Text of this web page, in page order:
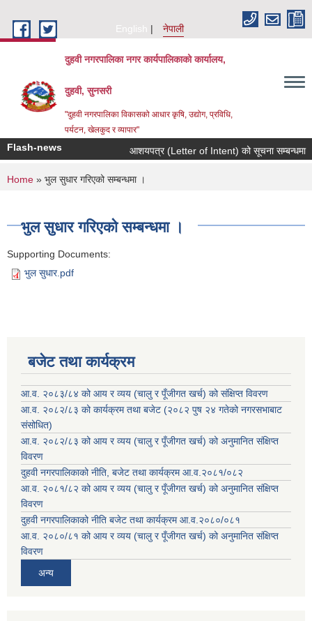
English
नेपाली
दुहवी नगरपालिका नगर कार्यपालिकाको कार्यालय,
दुहवी, सुनसरी
"दुहवी नगरपालिका विकासको आधार कृषि, उद्योग, प्रविधि,
पर्यटन, खेलकुद र व्यापार"
Flash-news आशयपत्र (Letter of Intent) को सूचना सम्बन्धमा ।
You are here
Home » भुल सुधार गरिएको सम्बन्धमा ।
भुल सुधार गरिएको सम्बन्धमा ।
Supporting Documents:
भुल सुधार.pdf
बजेट तथा कार्यक्रम
आ.व. २०८३/८४ को आय र व्यय (चालु र पूँजीगत खर्च) को संक्षिप्त विवरण
आ.व. २०८२/८३ को कार्यक्रम तथा बजेट (२०८२ पुष २४ गतेको नगरसभाबाट
संसोधित)
आ.व. २०८२/८३ को आय र व्यय (चालु र पूँजीगत खर्च) को अनुमानित संक्षिप्त
विवरण
दुहवी नगरपालिकाको नीति, बजेट तथा कार्यक्रम आ.व.२०८१/०८२
आ.व. २०८१/८२ को आय र व्यय (चालु र पूँजीगत खर्च) को अनुमानित संक्षिप्त
विवरण
दुहवी नगरपालिकाको नीति बजेट तथा कार्यक्रम आ.व.२०८०/०८१
आ.व. २०८०/८१ को आय र व्यय (चालु र पूँजीगत खर्च) को अनुमानित संक्षिप्त
विवरण
अन्य